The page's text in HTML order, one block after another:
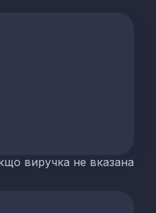
виручка не вказана